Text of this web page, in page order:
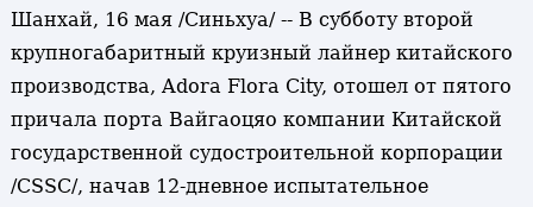
Шанхай, 16 мая /Синьхуа/ -- В субботу второй
крупногабаритный круизный лайнер китайского
производства, Adora Flora City, отошел от пятого
причала порта Вайгаоцяо компании Китайской
государственной судостроительной корпорации
/CSSC/, начав 12-дневное испытательное